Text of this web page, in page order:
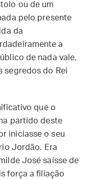
ou de um
pelo presente
da
a
de nada vale,
segredos do Rei
que o
partido deste
iniciasse o seu
Jordão. Era
José saísse de
força a filiação